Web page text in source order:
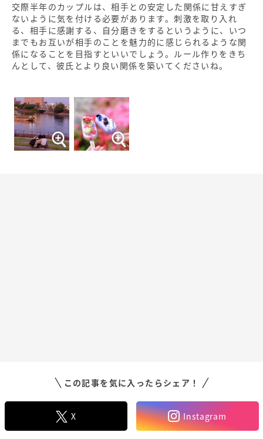
交際半年のカップルは、相手との安定した関係に甘えすぎ
ないように気を付ける必要があります。刺激を取り入れ
る、相手に感謝する、自分磨きをするというように、いつ
までもお互いが相手のことを魅力的に感じられるような関
係になることを目指すといいでしょう。ルール作りをきち
んとして、彼氏とより良い関係を築いてくださいね。
この記事を気に入ったらシェア！
X Instagram